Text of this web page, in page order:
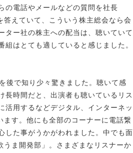
の電話やメールなどの質問を社長
えていて、こういう株主総会なら会
ター社の株主への配当は、聴いていて
はとても適していると感じました。
後で知り少々驚きました。聴いて感
長時間だと、出演者も聴いているリス
活用するなどデジタル、インターネッ
ます。他にも全部のコーナーに電話繋
した事がうかがわれました。中でも面
うま開発部」。さまざまなリスナーか